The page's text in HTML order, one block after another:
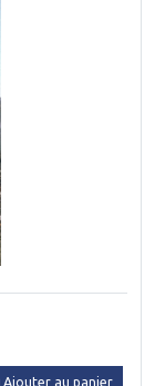
Ajouter au panier